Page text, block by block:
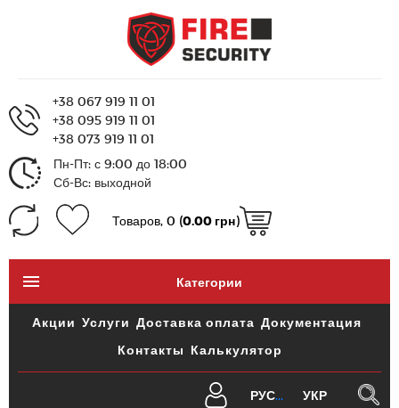
+38 067 919 11 01
+38 095 919 11 01
+38 073 919 11 01
Пн-Пт: с 9:00 до 18:00
Сб-Вс: выходной
Товаров, 0 (0.00 грн)
Категории
Акции Услуги Доставка оплата Документация
Контакты Калькулятор
РУС УКР